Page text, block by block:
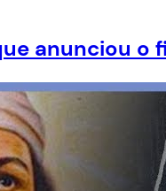
anunciou o